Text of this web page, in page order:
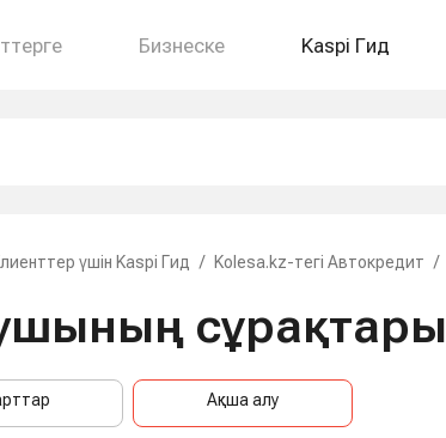
Бизнеске Kaspi Гид
үшін Kaspi Гид / Kolesa.kz-тегі Автокредит /
сұрақтары
Ақша алу